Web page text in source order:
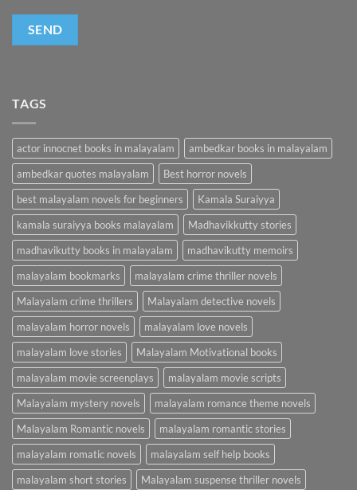
TAGS
actor innocnet books in malayalam
ambedkar books in malayalam
ambedkar quotes malayalam
Best horror novels
best malayalam novels for beginners
Kamala Suraiyya
kamala suraiyya books malayalam
Madhavikkutty stories
madhavikutty books in malayalam
madhavikutty memoirs
malayalam bookmarks
malayalam crime thriller novels
Malayalam crime thrillers
Malayalam detective novels
malayalam horror novels
malayalam love novels
malayalam love stories
Malayalam Motivational books
malayalam movie screenplays
malayalam movie scripts
Malayalam mystery novels
malayalam romance theme novels
Malayalam Romantic novels
malayalam romantic stories
malayalam romatic novels
malayalam self help books
malayalam short stories
Malayalam suspense thriller novels